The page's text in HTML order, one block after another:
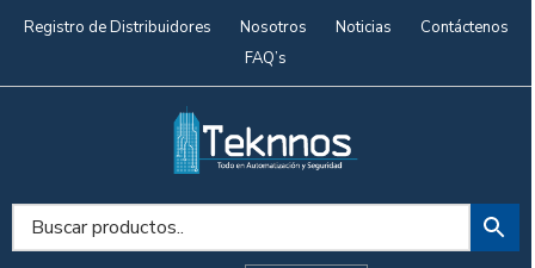
Registro de Distribuidores Nosotros Noticias
Contáctenos
FAQ’s